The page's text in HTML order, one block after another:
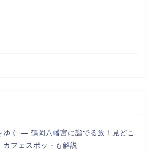
ゆく ― 鶴岡八幡宮に詣でる旅！見どこ
カフェスポットも解説